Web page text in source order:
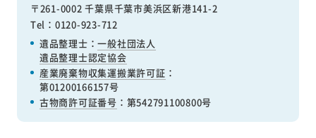
〒261-0002 千葉県千葉市美浜区新港141-2
Tel：0120-923-712
遺品整理士：一般社団法人
遺品整理士認定協会
産業廃棄物収集運搬業許可証 ：
第01200166157号
古物商許可証番号 ：第542791100800号